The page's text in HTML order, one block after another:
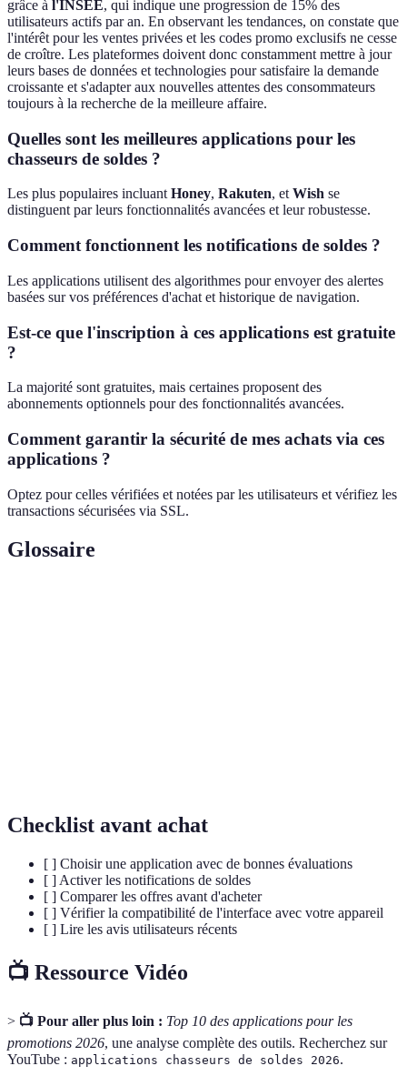
grâce à l'INSEE, qui indique une progression de 15% des
utilisateurs actifs par an. En observant les tendances, on constate que
l'intérêt pour les ventes privées et les codes promo exclusifs ne cesse
de croître. Les plateformes doivent donc constamment mettre à jour
leurs bases de données et technologies pour satisfaire la demande
croissante et s'adapter aux nouvelles attentes des consommateurs
toujours à la recherche de la meilleure affaire.
Quelles sont les meilleures applications pour les
chasseurs de soldes ?
Les plus populaires incluantHoney, Rakuten, etWish se
distinguent par leurs fonctionnalités avancées et leur robustesse.
Comment fonctionnent les notifications de soldes ?
Les applications utilisent des algorithmes pour envoyer des alertes
basées sur vos préférences d'achat et historique de navigation.
Est-ce que l'inscription à ces applications est gratuite
?
La majorité sont gratuites, mais certaines proposent des
abonnements optionnels pour des fonctionnalités avancées.
Comment garantir la sécurité de mes achats via ces
applications ?
Optez pour celles vérifiées et notées par les utilisateurs et vérifiez les
transactions sécurisées via SSL.
Glossaire
Checklist avant achat
[ ] Choisir une application avec de bonnes évaluations
[ ] Activer les notifications de soldes
[ ] Comparer les offres avant d'acheter
[ ] Vérifier la compatibilité de l'interface avec votre appareil
[ ] Lire les avis utilisateurs récents
📺 Ressource Vidéo
> 📺 Pour aller plus loin : Top 10 des applications pour les
promotions 2026, une analyse complète des outils. Recherchez sur
YouTube : applications chasseurs de soldes 2026.